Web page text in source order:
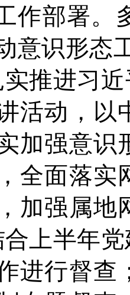
作部署。
意识形态
推进习
活动，以
加强意识
全面落实
加强属地
合上半年
进行督查